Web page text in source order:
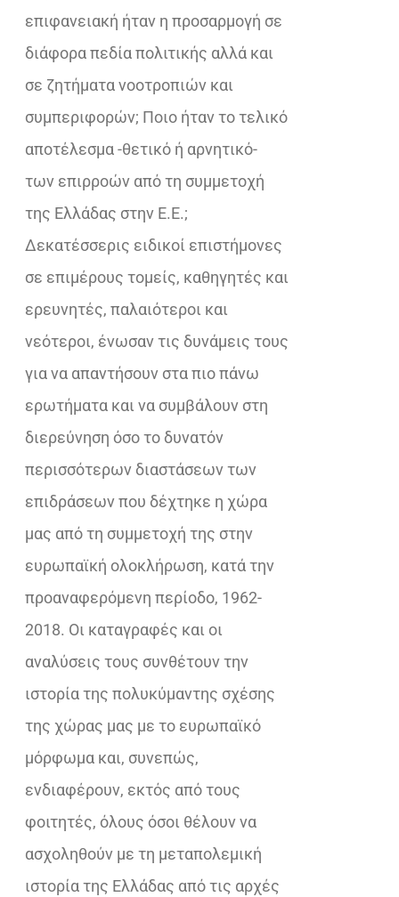
επιφανειακή ήταν η προσαρμογή σε
διάφορα πεδία πολιτικής αλλά και
σε ζητήματα νοοτροπιών και
συμπεριφορών; Ποιο ήταν το τελικό
αποτέλεσμα -θετικό ή αρνητικό-
των επιρροών από τη συμμετοχή
της Ελλάδας στην Ε.Ε.;
Δεκατέσσερις ειδικοί επιστήμονες
σε επιμέρους τομείς, καθηγητές και
ερευνητές, παλαιότεροι και
νεότεροι, ένωσαν τις δυνάμεις τους
για να απαντήσουν στα πιο πάνω
ερωτήματα και να συμβάλουν στη
διερεύνηση όσο το δυνατόν
περισσότερων διαστάσεων των
επιδράσεων που δέχτηκε η χώρα
μας από τη συμμετοχή της στην
ευρωπαϊκή ολοκλήρωση, κατά την
προαναφερόμενη περίοδο, 1962-
2018. Οι καταγραφές και οι
αναλύσεις τους συνθέτουν την
ιστορία της πολυκύμαντης σχέσης
της χώρας μας με το ευρωπαϊκό
μόρφωμα και, συνεπώς,
ενδιαφέρουν, εκτός από τους
φοιτητές, όλους όσοι θέλουν να
ασχοληθούν με τη μεταπολεμική
ιστορία της Ελλάδας από τις αρχές